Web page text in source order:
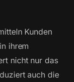
Kunden
ihrem
nicht nur das
auch die